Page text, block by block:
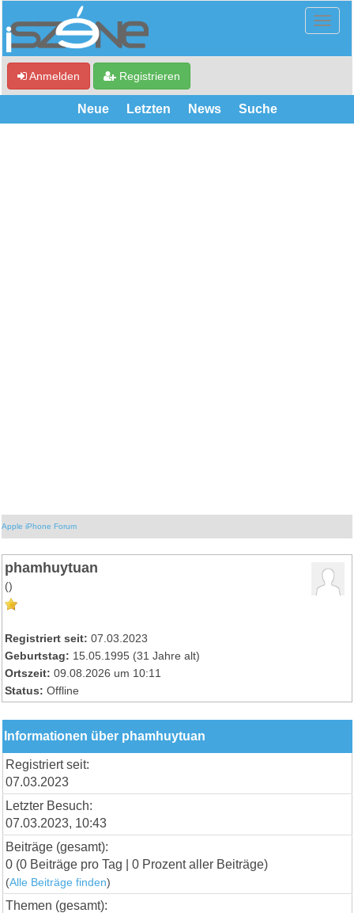
Anmelden Registrieren
Neue Letzten News Suche
Apple iPhone Forum
phamhuytuan
()
Registriert seit: 07.03.2023
Geburtstag: 15.05.1995 (31 Jahre alt)
Ortszeit: 09.08.2026 um 10:11
Status: Offline
Informationen über phamhuytuan
Registriert seit:
07.03.2023
Letzter Besuch:
07.03.2023, 10:43
Beiträge (gesamt):
0 (0 Beiträge pro Tag | 0 Prozent aller Beiträge)
(Alle Beiträge finden)
Themen (gesamt):